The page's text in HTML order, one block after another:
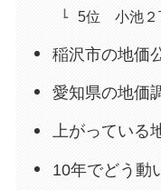
5位 小池２
稲沢市の地価
愛知県の地価
上がっている
10年でどう動